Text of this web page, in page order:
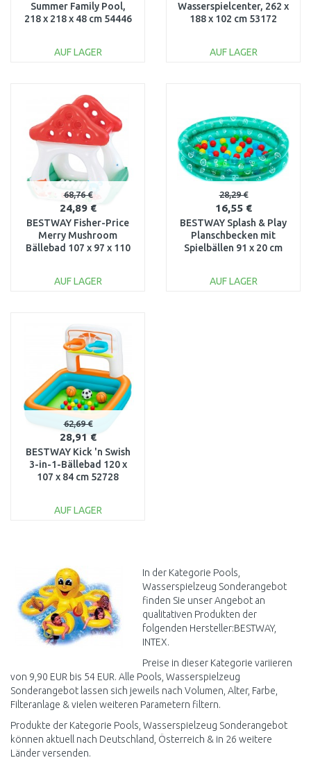
Summer Family Pool,
218 x 218 x 48 cm 54446
AUF LAGER
Vergleichen
Wasserspielcenter, 262 x
188 x 102 cm 53172
AUF LAGER
68,76 €
24,89 €
BESTWAY Fisher-Price
Merry Mushroom
Bällebad 107 x 97 x 110
AUF LAGER
Vergleichen
28,29 €
16,55 €
BESTWAY Splash & Play
Planschbecken mit
Spielbällen 91 x 20 cm
AUF LAGER
62,69 €
28,91 €
BESTWAY Kick 'n Swish
3-in-1-Bällebad 120 x
107 x 84 cm 52728
AUF LAGER
Vergleichen
In der Kategorie Pools,
Wasserspielzeug Sonderangebot
finden Sie unser Angebot an
qualitativen Produkten der
folgenden Hersteller:BESTWAY,
INTEX.
Preise in dieser Kategorie variieren
von 9,90 EUR bis 54 EUR. Alle Pools, Wasserspielzeug
Sonderangebot lassen sich jeweils nach Volumen, Alter, Farbe,
Filteranlage & vielen weiteren Parametern filtern.
Produkte der Kategorie Pools, Wasserspielzeug Sonderangebot
können aktuell nach Deutschland, Österreich & in 26 weitere
Länder versenden.